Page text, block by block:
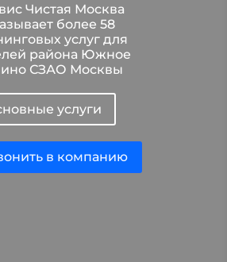
Чистая Москва
более 58
услуг для
района Южное
СЗАО Москвы
услуги
в компанию